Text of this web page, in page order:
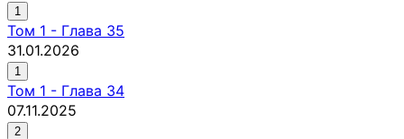
1
Том 1 - Глава 35
31.01.2026
1
Том 1 - Глава 34
07.11.2025
2